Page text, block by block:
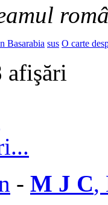
Basarabia sus O carte
afişări
- M J C,